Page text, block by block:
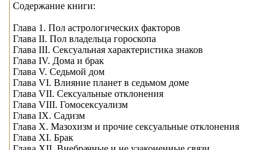
Содержание книги:
Глава 1. Пол астрологических факторов
Глава II. Пол владельца гороскопа
Глава III. Сексуальная характеристика знаков
Глава IV. Дома и брак
Глава V. Седьмой дом
Глава VI. Влияние планет в седьмом доме
Глава VII. Сексуальные отклонения
Глава VIII. Гомосексуализм
Глава IX. Садизм
Глава X. Мазохизм и прочие сексуальные отклонения
Глава XI. Брак